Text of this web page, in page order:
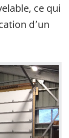
ce qui
d’un